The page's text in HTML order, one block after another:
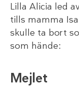
Lilla Alicia led
tills mamma
skulle ta bort
som hände:
Mejlet